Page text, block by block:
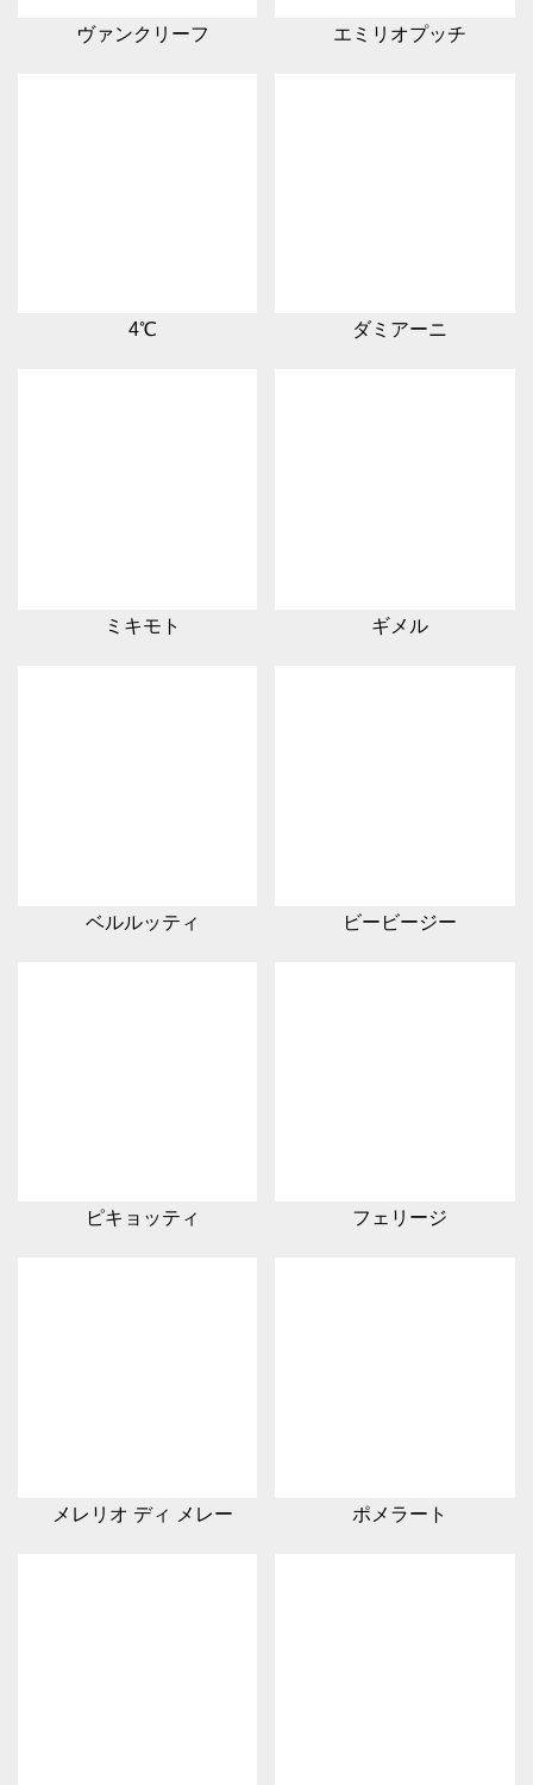
ヴァンクリーフ エミリオプッチ
4℃ ダミアーニ
ミキモト ギメル
ベルルッティ ビービージー
ピキョッティ フェリージ
メレリオ ディ メレー ポメラート